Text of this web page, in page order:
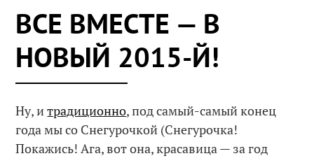
ВСЕ ВМЕСТЕ — В
НОВЫЙ 2015-Й!
Ну, итрадиционно, под самый-самый конец
года мы со Снегурочкой (Снегурочка!
Покажись! Ага, вот она, красавица — за год